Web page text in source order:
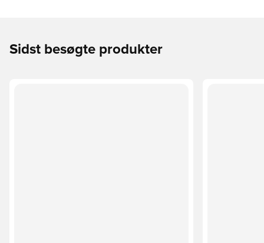
Sidst besøgte produkter